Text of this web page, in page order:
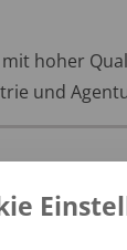
hoher
und